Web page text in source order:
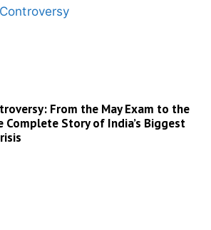
From the May Exam to the
Complete Story of India’s Biggest